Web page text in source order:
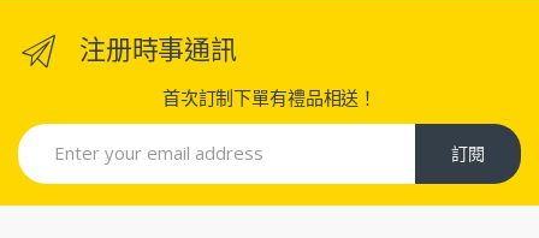
注册時事通訊
首次訂制下單有禮品相送！
訂閱